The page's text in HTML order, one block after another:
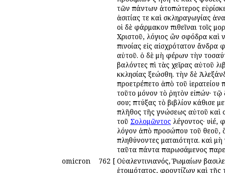
τῶν πάντων ἀτοπώτερος
ἀσιτίας τε καὶ σκληραγωγίας
οἱ δὲ φάρμακον ἐπιθεῖναι τοῖς
Χριστοῦ, λόγιος ὢν σφόδρα καὶ
ἐπινοίας εἰς αἰσχρότατον
αὐτοῦ. ὁ δὲ μὴ φέρων τὴν
βαλόντες ἐπὶ τὰς χεῖρας αὐτοῦ
ἐκκλησίας ἐξεώσθη. τὴν δὲ
προετρέπετο ἀπὸ τοῦ ἱερατείου
τοῦτο μόνον τὸ ῥητὸν εἰπών· τῷ
σου; πτύξας τὸ βιβλίον
πλῆθος τῆς γνώσεως αὐτοῦ καὶ
τοῦ Σολομῶντος λέγοντος· υἱέ,
λόγον ἀπὸ προσώπου τοῦ θεοῦ,
πληθύνοντες ματαιότητα. καὶ μὴ
ταῦτα πάντα παρωσάμενος
omicron
762 [ Οὐαλεντινιανός, Ῥωμαίων
ἑτοιμότατος, φροντίζων καὶ